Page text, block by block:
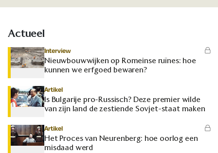
Actueel
Interview
Nieuwbouwwijken op Romeinse ruïnes: hoe
kunnen we erfgoed bewaren?
Artikel
Is Bulgarije pro-Russisch? Deze premier wilde
van zijn land de zestiende Sovjet-staat maken
Artikel
Het Proces van Neurenberg: hoe oorlog een
misdaad werd